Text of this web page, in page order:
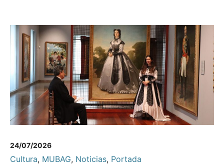
24/07/2026
Cultura, MUBAG, Noticias, Portada